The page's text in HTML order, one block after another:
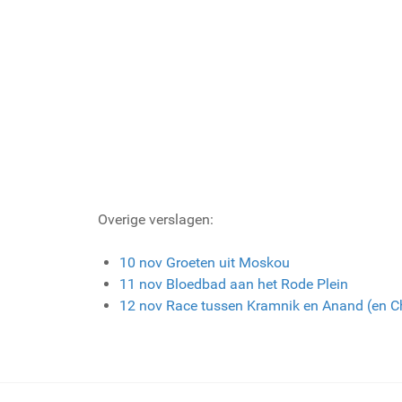
Overige verslagen:
10 nov Groeten uit Moskou
11 nov Bloedbad aan het Rode Plein
12 nov Race tussen Kramnik en Anand (en